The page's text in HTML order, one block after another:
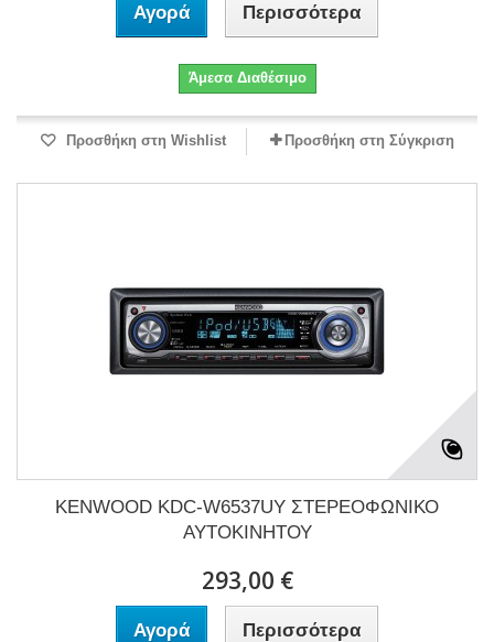
Αγορά Περισσότερα
Άμεσα Διαθέσιμο
Προσθήκη στη Wishlist Προσθήκη στη Σύγκριση
KENWOOD KDC-W6537UY ΣΤΕΡΕΟΦΩΝΙΚΟ
ΑΥΤΟΚΙΝΗΤΟΥ
293,00 €
Αγορά Περισσότερα